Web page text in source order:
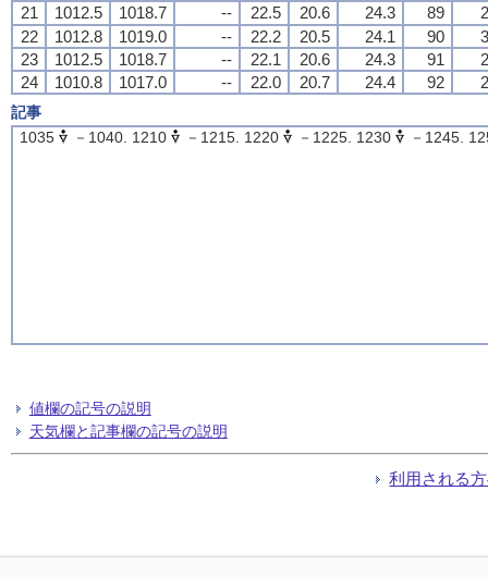
21
1012.5 1018.7 -- 22.5 20.6 24.3 89
22
1012.8 1019.0 -- 22.2 20.5 24.1 90
23
1012.5 1018.7 -- 22.1 20.6 24.3 91
24
1010.8 1017.0 -- 22.0 20.7 24.4 92
記事
1035
－1040. 1210 －1215. 1220 －1225. 1230 －1245.
値欄の記号の説明
天気欄と記事欄の記号の説明
利用される